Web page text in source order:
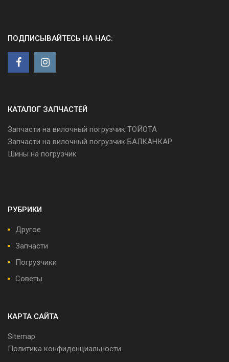
ПОДПИСЫВАЙТЕСЬ НА НАС:
КАТАЛОГ ЗАПЧАСТЕЙ
Запчасти на вилочный погрузчик ТОЙОТА
Запчасти на вилочный погрузчик БАЛКАНКАР
Шины на погрузчик
РУБРИКИ
Другое
Запчасти
Погрузчики
Советы
КАРТА САЙТА
Sitemap
Политика конфиденциальности